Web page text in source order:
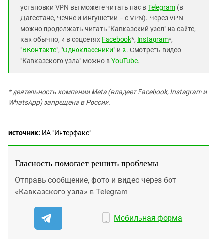
установки VPN вы можете читать нас вTelegram (в
Дагестане, Чечне и Ингушетии – с VPN). Через VPN
можно продолжать читать "Кавказский узел" на сайте,
как обычно, и в соцсетях Facebook*, Instagram*,
"ВКонтакте", "Одноклассники" и X. Смотреть видео
"Кавказского узла" можно вYouTube.
* деятельность компании Meta (владеет Facebook, Instagram и
WhatsApp) запрещена в России.
источник: ИА "Интерфакс"
Гласность помогает решить проблемы
Отправь сообщение, фото и видео через бот
«Кавказского узла» в Telegram
Мобильная форма